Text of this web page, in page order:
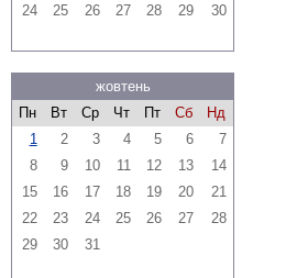
24
25 26 27 28 29 30
жовтень
Пн
Вт Ср Чт Пт Сб
Нд
1
2 3 4 5 6
7
8
9 10 11 12 13
14
15
16 17 18 19 20
21
22
23 24 25 26 27
28
29
30 31